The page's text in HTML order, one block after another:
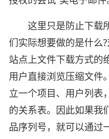
这里只是防止下载
们实际想要做的是什么
站点上文件下载方式的
用户直接浏览压缩文件
立一个项目、用户列表
的关系表。因此如果我
品序列号，就可以通过